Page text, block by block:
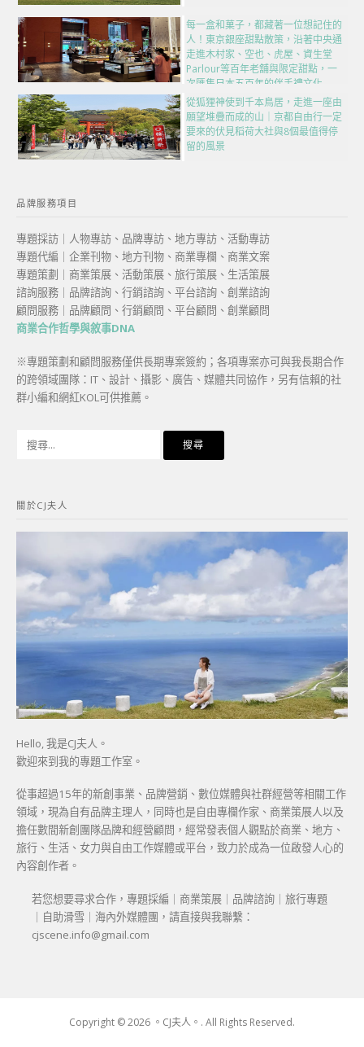
每一盒和菓子，都藏著一位想記住的
人！東京銀座甜點散策，沿著中央通
走進木村家、空也、虎屋、資生堂
Parlour等百年老舖與限定甜點，一
次匯集日本五百年的伴手禮文化
從狐狸神使到千本鳥居，走進一座由
願望堆疊而成的山｜京都自由行一定
要來的伏見稻荷大社與8個最值得停
留的風景
品牌服務項目
專題採訪｜人物專訪、品牌專訪、地方專訪、活動專訪
專題代編｜企業刊物、地方刊物、商業專欄、商業文案
專題策劃｜商業策展、活動策展、旅行策展、生活策展
諮詢服務｜品牌諮詢、行銷諮詢、平台諮詢、創業諮詢
顧問服務｜品牌顧問、行銷顧問、平台顧問、創業顧問
商業合作哲學與敘事DNA
※專題策劃和顧問服務僅供長期專案簽約；各項專案亦可與我長期合作
的跨領域團隊：IT、設計、攝影、廣告、媒體共同協作，另有信賴的社
群小編和網紅KOL可供推薦。
字:
關於CJ夫人
Hello, 我是CJ夫人。
歡迎來到我的專題工作室。
從事超過15年的新創事業、品牌營銷、數位媒體與社群經營等相關工作
領域，現為自有品牌主理人，同時也是自由專欄作家、商業策展人以及
擔任數間新創團隊品牌和經營顧問，經常發表個人觀點於商業、地方、
旅行、生活、女力與自由工作媒體或平台，致力於成為一位啟發人心的
內容創作者。
若您想要尋求合作，專題採編｜商業策展｜品牌諮詢｜旅行專題
｜自助滑雪｜海內外媒體團，請直接與我聯繫：
cjscene.info@gmail.com
Copyright © 2026 。CJ夫人。. All Rights Reserved.